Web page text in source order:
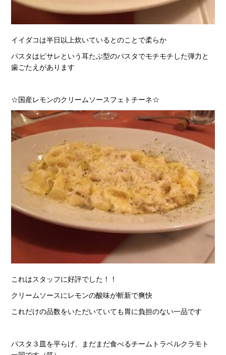
イイダコは半日以上炊いているとのことで柔らか
パスタはピサレという耳たぶ型のパスタでモチモチした弾力と
歯ごたえがあります
☆国産レモンのクリームソースフェトチーネ☆
これはスタッフに好評でした！！
クリームソースにレモンの酸味が斬新で爽快
これだけの品数をいただいていても胃に負担のない一品です
パスタ３皿を平らげ、まだまだ食べるチームトラベルクラモト